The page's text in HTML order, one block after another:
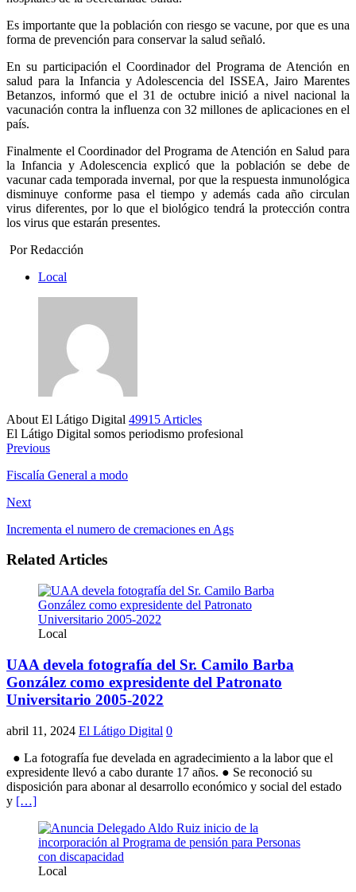
Es importante que la población con riesgo se vacune, por que es una
forma de prevención para conservar la salud señaló.
En su participación el Coordinador del Programa de Atención en
salud para la Infancia y Adolescencia del ISSEA, Jairo Marentes
Betanzos, informó que el 31 de octubre inició a nivel nacional la
vacunación contra la influenza con 32 millones de aplicaciones en el
país.
Finalmente el Coordinador del Programa de Atención en Salud para
la Infancia y Adolescencia explicó que la población se debe de
vacunar cada temporada invernal, por que la respuesta inmunológica
disminuye conforme pasa el tiempo y además cada año circulan
virus diferentes, por lo que el biológico tendrá la protección contra
los virus que estarán presentes.
Por Redacción
Local
About El Látigo Digital 49915 Articles
El Látigo Digital somos periodismo profesional
Website
Facebook
Previous
Fiscalía General a modo
Next
Incrementa el numero de cremaciones en Ags
Related Articles
Local
UAA devela fotografía del Sr. Camilo Barba
González como expresidente del Patronato
Universitario 2005-2022
abril 11, 2024 El Látigo Digital 0
● La fotografía fue develada en agradecimiento a la labor que el
expresidente llevó a cabo durante 17 años. ● Se reconoció su
disposición para abonar al desarrollo económico y social del estado
y […]
Local